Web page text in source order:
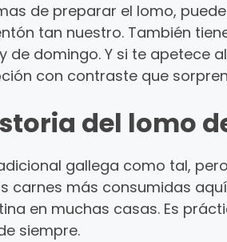
de preparar el lomo,
tan nuestro. También
de domingo. Y si te apetece
con contraste que
del lomo
gallega como tal,
carnes más consumidas
en muchas casas. Es
siempre.